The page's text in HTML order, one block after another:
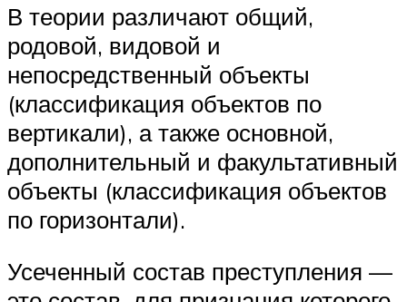
В теории различают общий,
родовой, видовой и
непосредственный объекты
(классификация объектов по
вертикали), а также основной,
дополнительный и факультативный
объекты (классификация объектов
по горизонтали).
Усеченный состав преступления —